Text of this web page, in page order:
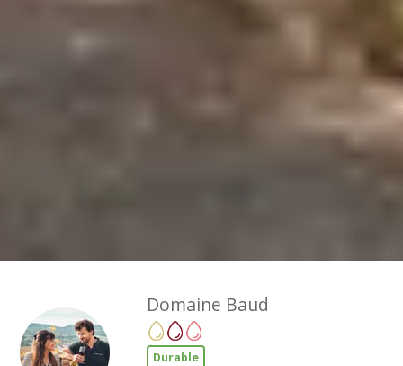
Domaine Baud
Durable